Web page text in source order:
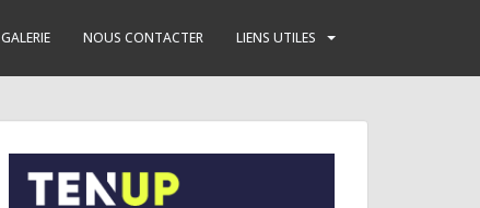
GALERIE NOUS CONTACTER LIENS UTILES